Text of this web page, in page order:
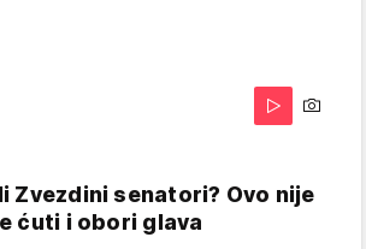
Zvezdini senatori? Ovo nije
ćuti i obori glava